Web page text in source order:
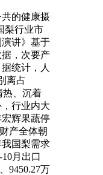
的健康摄
梨行业市
讲》基于
，次要产
统计，人
离占
热、沉着
行业内大
辉果蔬停
产全体朝
国梨需求
月出口
9450.27万